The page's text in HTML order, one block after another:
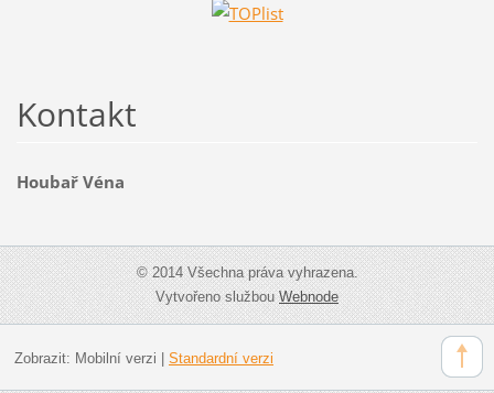
Kontakt
Houbař Véna
© 2014 Všechna práva vyhrazena.
Vytvořeno službouWebnode
Zobrazit: Mobilní verzi Standardní verzi